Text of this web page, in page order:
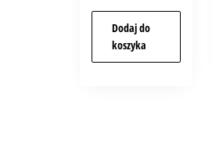
Dodaj do
koszyka